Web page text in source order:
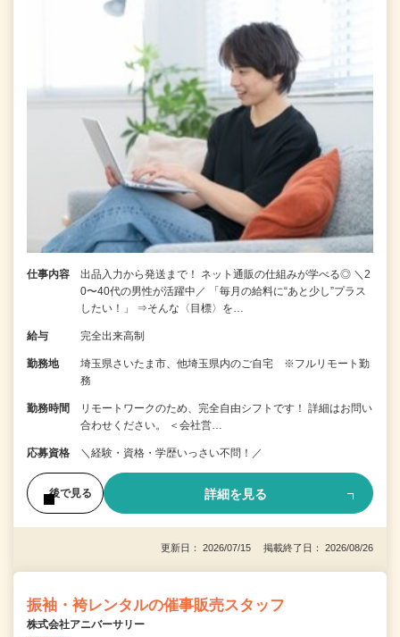
仕事内容
出品入力から発送まで！ ネット通販の仕組みが学べる◎ ＼2
0〜40代の男性が活躍中／ 「毎月の給料に“あと少し”プラス
したい！」 ⇒そんな〈目標〉を…
給与 完全出来高制
勤務地
埼玉県さいたま市、他埼玉県内のご自宅 ※フルリモート勤
務
勤務時間
リモートワークのため、完全自由シフトです！ 詳細はお問い
合わせください。 ＜会社営…
応募資格 ＼経験・資格・学歴いっさい不問！／
後で見る 詳細を見る
更新日： 2026/07/15 掲載終了日： 2026/08/26
振袖・袴レンタルの催事販売スタッフ
株式会社アニバーサリー